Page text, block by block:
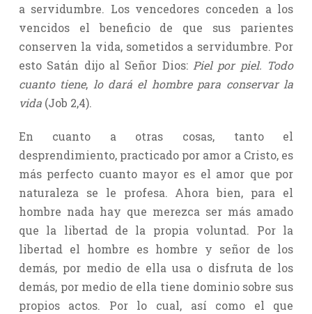
a servidumbre. Los vencedores conceden a los
vencidos el beneficio de que sus parientes
conserven la vida, sometidos a servidumbre. Por
esto Satán dijo al Señor Dios: Piel por piel. Todo
cuanto tiene, lo dará el hombre para conservar la
vida (Job 2,4).
En cuanto a otras cosas, tanto el
desprendimiento, practicado por amor a Cristo, es
más perfecto cuanto mayor es el amor que por
naturaleza se le profesa. Ahora bien, para el
hombre nada hay que merezca ser más amado
que la libertad de la propia voluntad. Por la
libertad el hombre es hombre y señor de los
demás, por medio de ella usa o disfruta de los
demás, por medio de ella tiene dominio sobre sus
propios actos. Por lo cual, así como el que